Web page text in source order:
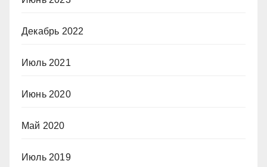
Декабрь 2022
Июль 2021
Июнь 2020
Май 2020
Июль 2019